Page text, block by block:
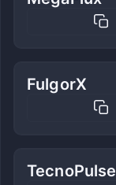
FulgorX
TecnoPulse